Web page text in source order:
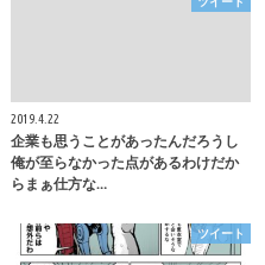
2019.4.22
企業も思うことがあったんだろうし
俺が至らなかった点があるわけだか
らまぁ仕方な…
ツイート